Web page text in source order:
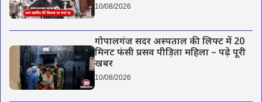
10/08/2026
गोपालगंज सदर अस्पताल की लिफ्ट में 20
मिनट फंसी प्रसव पीड़िता महिला – पढ़े पूरी
खबर
10/08/2026